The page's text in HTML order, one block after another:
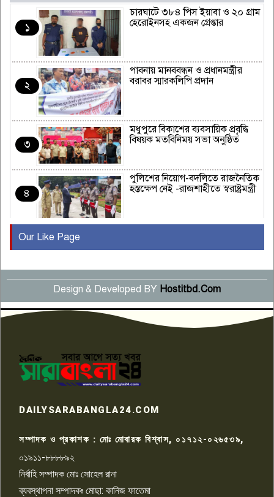
১
চারঘাটে ৩৮৪ পিস ইয়াবা ও ২০ গ্রাম
হেরোইনসহ একজন গ্রেপ্তার
২
পাবনায় মানববন্ধন ও প্রধানমন্ত্রীর
বরাবর স্মারকলিপি প্রদান
৩
মধুপুরে বিকাশের ব্যবসায়িক প্রবৃদ্ধি
বিষয়ক মতবিনিময় সভা অনুষ্ঠিত
৪
পুলিশের নিয়োগ-বদলিতে রাজনৈতিক
হস্তক্ষেপ নেই -রাজশাহীতে স্বরাষ্ট্রমন্ত্রী
৫
বছর পূর্তি উদযাপন
৬
সংবাদ সম্মেলনে অভিযোগ অস্বীকার
উদ্দেশ্য প্রণোদিত সংবাদ প্রকাশের
প্রতিবাদ নাজির হাসানের
৭
কেটে ঘরে ঢুকে স্কুল শিক্ষিকাকে হত্যা
টয়লেটের ট্যাংকি থেকে লাশ উদ্ধার
রাজশাহীতে সন্ত্রাসী হামলায় গুরুতর
৯
চাঁদাবাজি ও হয়রানির অভিযোগ
Our Like Page
Design & Developed BY Hostitbd.Com
DAILYSARABANGLA24.COM
সম্পাদক ও প্রকাশক : মোঃ মোবারক বিশ্বাস, ০১৭১২-০২৬৫৩৯,
০১৯১১-৮৮৮৮৯২
নির্বাহি সম্পাদক মোঃ সোহেল রানা
ব্যবস্থাপনা সম্পাদকঃ মোছা: কানিজ ফাতেমা